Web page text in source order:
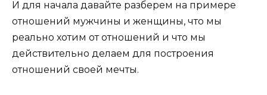
И для начала давайте разберем на примере
отношений мужчины и женщины, что мы
реально хотим от отношений и что мы
действительно делаем для построения
отношений своей мечты.